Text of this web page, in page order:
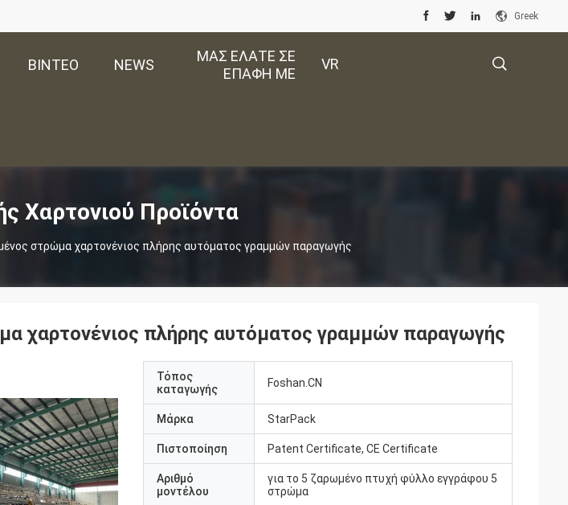
Greek
ΒΊΝΤΕΟ NEWS
ΜΑΣ ΕΛΆΤΕ ΣΕ
ΕΠΑΦΉ ΜΕ
VR
Χαρτονιού Προϊόντα
στρώμα χαρτονένιος πλήρης αυτόματος γραμμών παραγωγής
χαρτονένιος πλήρης αυτόματος γραμμών παραγωγής
Τόπος
καταγωγής
Foshan.CN
Μάρκα StarPack
Πιστοποίηση Patent Certificate, CE Certificate
Αριθμό
μοντέλου
για το 5 ζαρωμένο πτυχή φύλλο εγγράφου 5
στρώμα